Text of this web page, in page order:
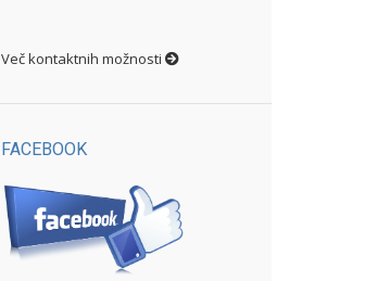
Več kontaktnih možnosti
FACEBOOK